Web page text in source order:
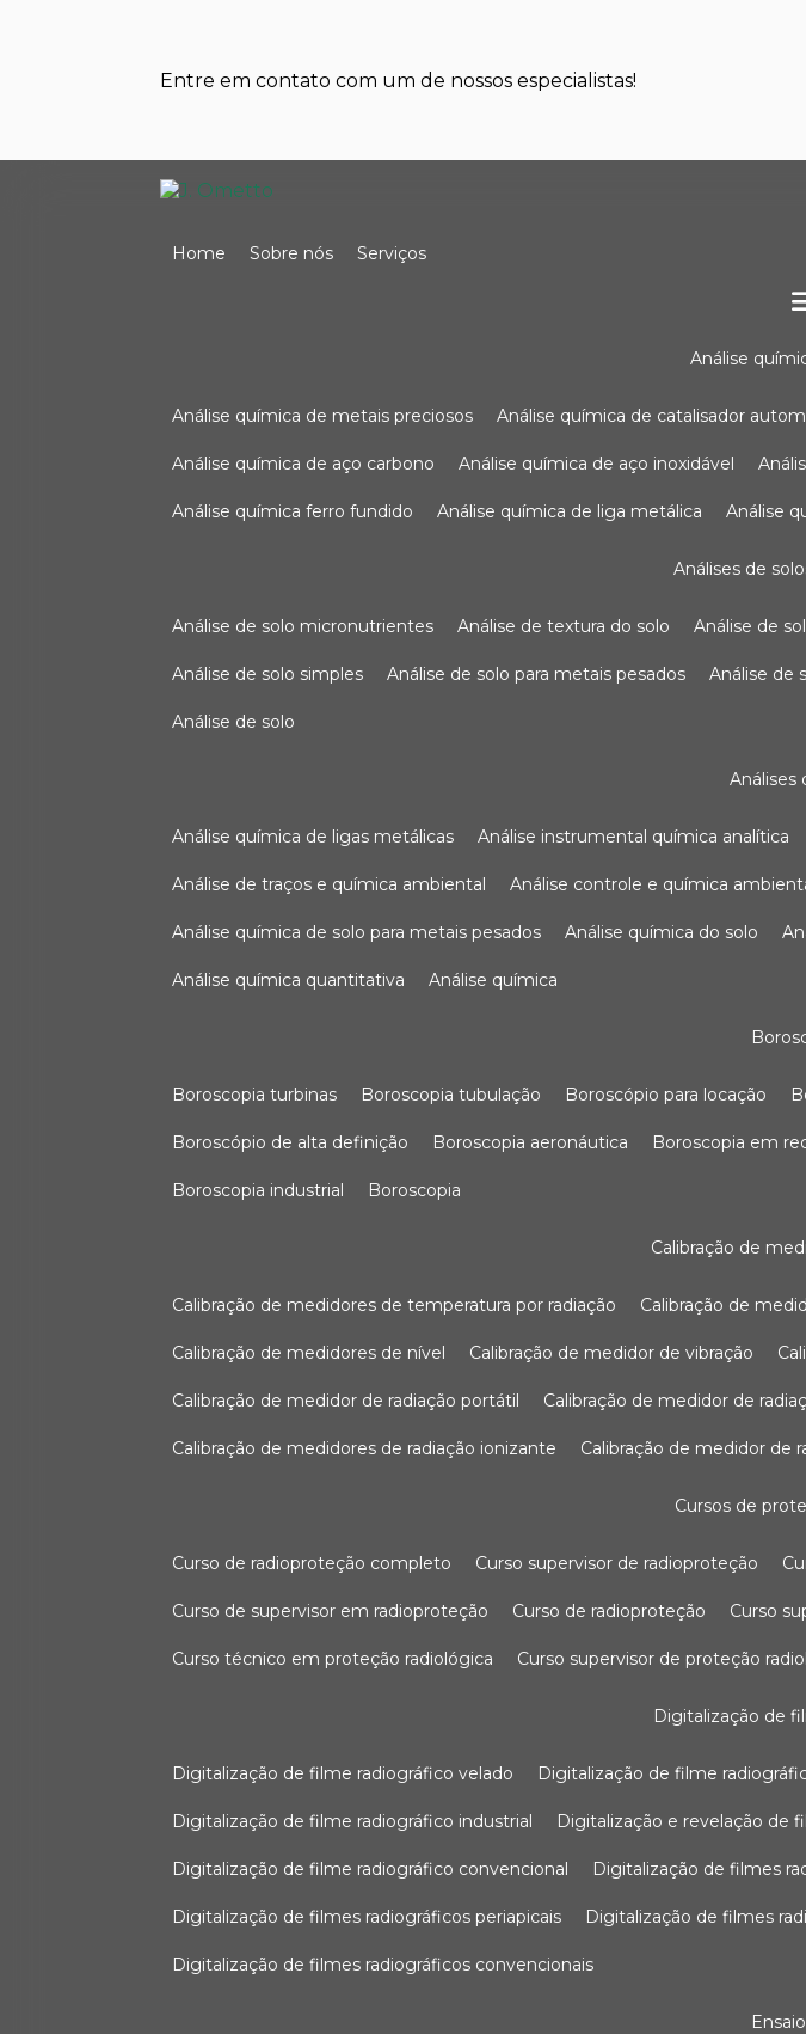
Entre em contato com um de nossos especialistas!
Home Sobre nós Serviços
análise
análise química de metais preciosos análise química de catalisador
análise química de aço carbono análise química de aço inoxidável
análise química ferro fundido análise química de liga metálica análise
análises de
análise de solo micronutrientes análise de textura do solo análise de
análise de solo simples análise de solo para metais pesados análise de
análise de solo
análise química de ligas metálicas análise instrumental química analítica
análise de traços e química ambiental análise controle e química
análise química de solo para metais pesados análise química do solo
análise química quantitativa análise química
boroscopia turbinas boroscopia tubulação boroscópio para locação
boroscópio de alta definição boroscopia aeronáutica boroscopia em
boroscopia industrial boroscopia
calibração de
calibração de medidores de temperatura por radiação calibração de
calibração de medidores de nível calibração de medidor de vibração
calibração de medidor de radiação portátil calibração de medidor de
calibração de medidores de radiação ionizante calibração de medidor de
cursos de
curso de radioproteção completo curso supervisor de radioproteção
curso de supervisor em radioproteção curso de radioproteção curso
curso técnico em proteção radiológica curso supervisor de proteção
digitalização de
digitalização de filme radiográfico velado digitalização de filme
digitalização de filme radiográfico industrial digitalização e revelação de
digitalização de filme radiográfico convencional digitalização de filmes
digitalização de filmes radiográficos periapicais digitalização de filmes
digitalização de filmes radiográficos convencionais